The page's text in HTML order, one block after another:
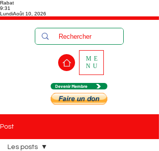
Rabat
9:31
LundiAoût 10, 2026
Devenir Membre
ME
NU
Post
Les posts